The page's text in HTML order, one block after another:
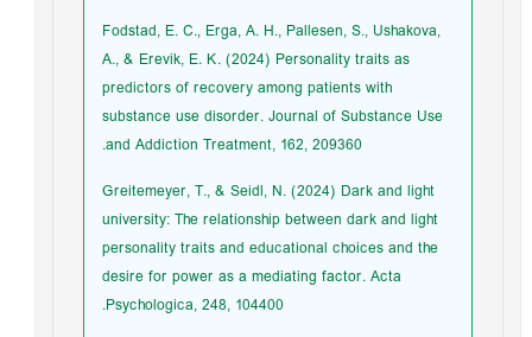
Fodstad, E. C., Erga, A. H., Pallesen, S., Ushakova,
A., & Erevik, E. K. (2024) Personality traits as
predictors of recovery among patients with
substance use disorder. Journal of Substance Use
and Addiction Treatment, 162, 209360.
Greitemeyer, T., & Seidl, N. (2024) Dark and light
university: The relationship between dark and light
personality traits and educational choices and the
desire for power as a mediating factor. Acta
Psychologica, 248, 104400.